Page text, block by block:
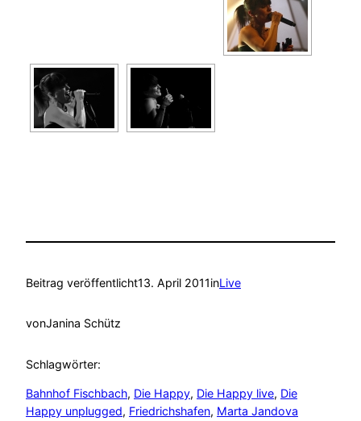
Beitrag veröffentlicht13. April 2011inLive
vonJanina Schütz
Schlagwörter:
Bahnhof Fischbach, Die Happy, Die Happy live, Die
Happy unplugged, Friedrichshafen, Marta Jandova